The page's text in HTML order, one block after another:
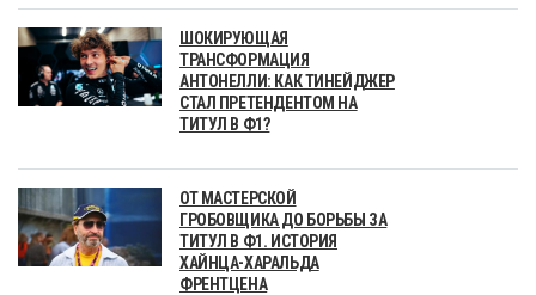
ШОКИРУЮЩАЯ
ТРАНСФОРМАЦИЯ
АНТОНЕЛЛИ: КАК ТИНЕЙДЖЕР
СТАЛ ПРЕТЕНДЕНТОМ НА
ТИТУЛ В Ф1?
ОТ МАСТЕРСКОЙ
ГРОБОВЩИКА ДО БОРЬБЫ ЗА
ТИТУЛ В Ф1. ИСТОРИЯ
ХАЙНЦА-ХАРАЛЬДА
ФРЕНТЦЕНА